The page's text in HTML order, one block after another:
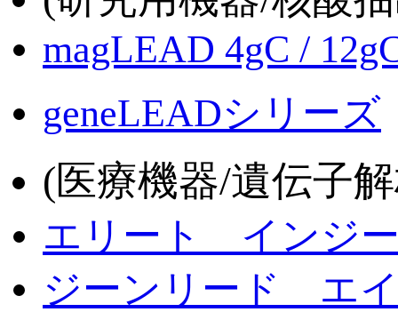
magLEAD 4gC /
geneLEADシリーズ
(医療機器/遺伝子
エリート インジ
ジーンリード エ